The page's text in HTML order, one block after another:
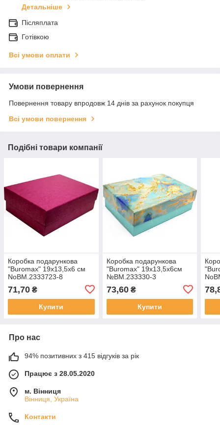
Детальніше
Післяплата
Готівкою
Всі умови оплати
Умови повернення
Повернення товару впродовж 14 днів за рахунок покупця
Всі умови повернення
Подібні товари компанії
Коробка подарункова
"Buromax" 19х13,5х6 см
NoBM.2333723-8
71,70 ₴
Купити
Коробка подарункова
"Buromax" 19х13,5х6см
№BM.233330-3
73,60₴
Купити
Про нас
94% позитивних з 415 відгуків за рік
Працює з 28.05.2020
м. Вінниця
Вінниця, Україна
Контакти